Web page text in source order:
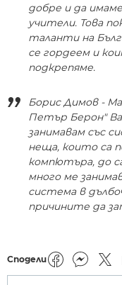
добре и да
учители. Това
таланти на
се гордеем и
подкрепяме.
Борис Димов -
Петър Берон"
занимавам със
неща, които са
компютъра, до
много ме
система в
причините да
Сподели